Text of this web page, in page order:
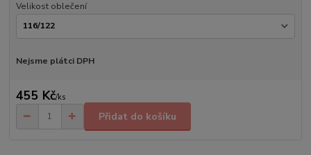
Velikost oblečení
Nejsme plátci DPH
455 Kč/ks
Přidat do košíku